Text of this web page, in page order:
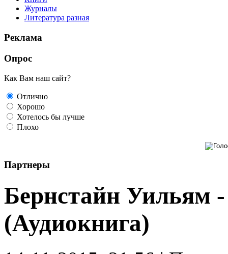
Журналы
Литература разная
Реклама
Опрос
Как Вам наш сайт?
Отлично
Хорошо
Хотелось бы лучше
Плохо
Партнеры
Бернстайн Уильям
(Аудиокнига)